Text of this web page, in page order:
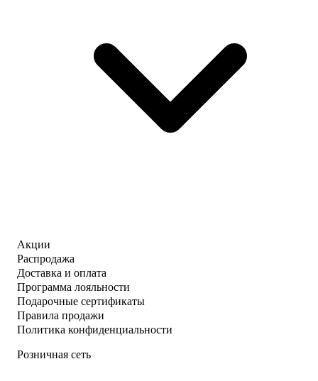
Акции
Распродажа
Доставка и оплата
Программа лояльности
Подарочные сертификаты
Правила продажи
Политика конфиденциальности
Розничная сеть